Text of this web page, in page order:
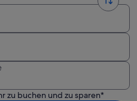
zu buchen und zu sparen*